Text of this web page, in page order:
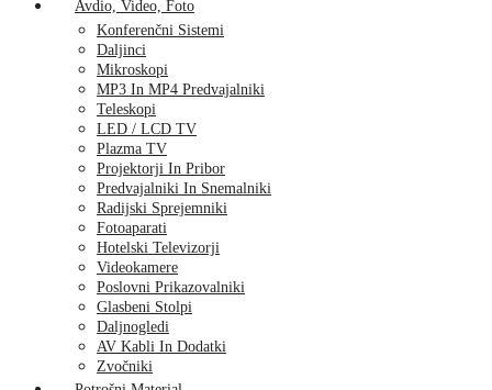
Avdio, Video, Foto
Konferenčni Sistemi
Daljinci
Mikroskopi
MP3 In MP4 Predvajalniki
Teleskopi
LED / LCD TV
Plazma TV
Projektorji In Pribor
Predvajalniki In Snemalniki
Radijski Sprejemniki
Fotoaparati
Hotelski Televizorji
Videokamere
Poslovni Prikazovalniki
Glasbeni Stolpi
Daljnogledi
AV Kabli In Dodatki
Zvočniki